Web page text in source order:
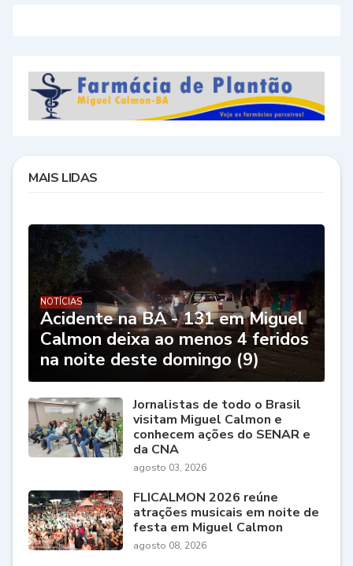
MAIS LIDAS
NOTÍCIAS
Acidente na BA - 131 em Miguel
Calmon deixa ao menos 4 feridos
na noite deste domingo (9)
Jornalistas de todo o Brasil
visitam Miguel Calmon e
conhecem ações do SENAR e
da CNA
agosto 03, 2026
FLICALMON 2026 reúne
atrações musicais em noite de
festa em Miguel Calmon
agosto 08, 2026